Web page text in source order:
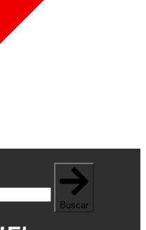
Buscar